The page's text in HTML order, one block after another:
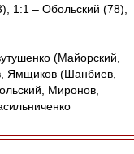
1:1 – Обольский (78),
(Майорский,
Ямщиков (Шанбиев,
Миронов,